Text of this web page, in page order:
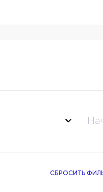
СБРОСИТЬ